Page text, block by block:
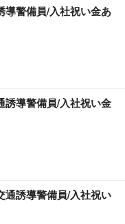
導警備員/入社祝い金あ
誘導警備員/入社祝い金
通誘導警備員/入社祝い